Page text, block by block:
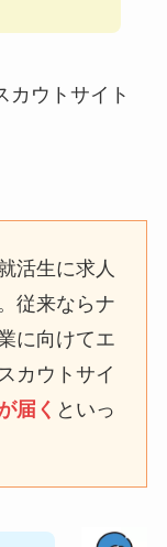
カウトサイト
活生に求人
従来ならナ
に向けてエ
カウトサイ
届く といっ